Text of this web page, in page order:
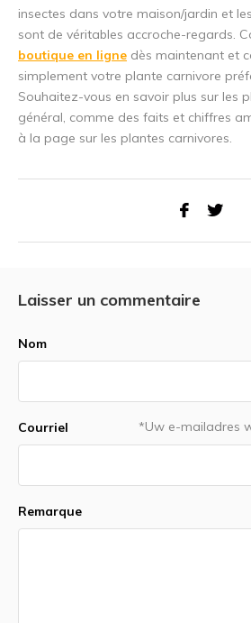
insectes dans votre maison/jardin et
sont de véritables accroche-regards.
boutique en ligne dès maintenant et
simplement votre plante carnivore
Souhaitez-vous en savoir plus sur les
général, comme des faits et chiffres
à la page sur les plantes carnivores.
Laisser un commentaire
Nom
Courriel *Uw e-mailadres
Remarque